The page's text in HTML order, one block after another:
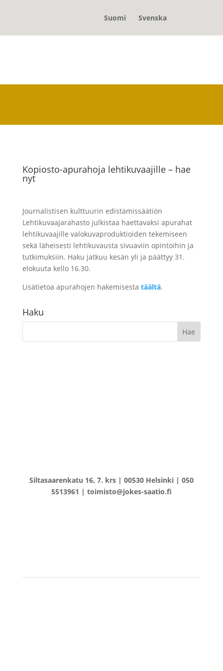
Suomi Svenska
Kopiosto-apurahoja lehtikuvaajille – hae
nyt
Journalistisen kulttuurin edistämissäätiön
Lehtikuvaajarahasto julkistaa haettavaksi apurahat
lehtikuvaajille valokuvaproduktioiden tekemiseen
sekä läheisesti lehtikuvausta sivuaviin opintoihin ja
tutkimuksiin. Haku jatkuu kesän yli ja päättyy 31.
elokuuta kello 16.30.
Lisätietoa apurahojen hakemisesta täältä.
Haku
Siltasaarenkatu 16, 7. krs | 00530 Helsinki | 050
5513961 | toimisto@jokes-saatio.fi